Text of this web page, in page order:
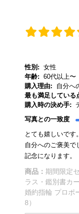
性別: 女性
年齢: 60代以上〜
購入理由:
自分へ
最も満足している
購入時の決め手:
写真との一致度
とても嬉しいです。
自分へのご褒美で
記念になります。
商品：期間限定
ラス・鑑別書カ
婚約指輪 プロポ
8）